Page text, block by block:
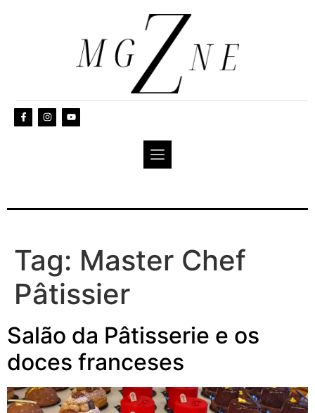
Tag: Master Chef
Pâtissier
Salão da Pâtisserie e os
doces franceses